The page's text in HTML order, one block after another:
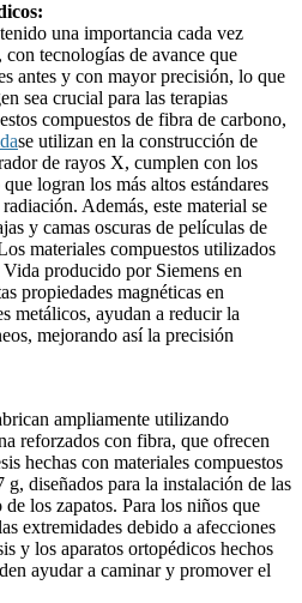
una importancia cada vez
tecnologías de avance que
antes y con mayor precisión, lo que
sea crucial para las terapias
compuestos de fibra de carbono,
se utilizan en la construcción de
de rayos X, cumplen con los
logran los más altos estándares
Además, este material se
y camas oscuras de películas de
materiales compuestos utilizados
producido por Siemens en
propiedades magnéticas en
metálicos, ayudan a reducir la
mejorando así la precisión
ampliamente utilizando
reforzados con fibra, que ofrecen
hechas con materiales compuestos
diseñados para la instalación de las
los zapatos. Para los niños que
extremidades debido a afecciones
y los aparatos ortopédicos hechos
ayudar a caminar y promover el